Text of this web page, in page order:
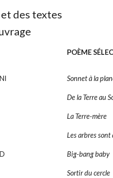
des textes
POÈME
Sonnet à la
De la Terre au
La Terre-mère
Les arbres sont
Big-bang baby
Sortir du cercle